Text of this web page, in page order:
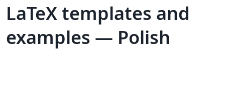
LaTeX templates and
examples — Polish